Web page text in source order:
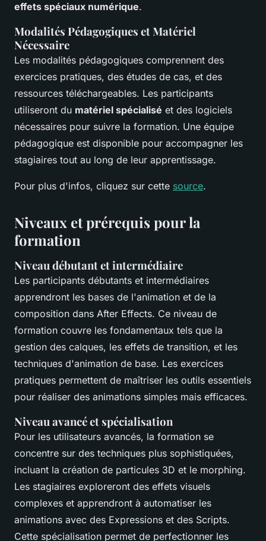
effets spéciaux numérique.
Modalités Pédagogiques et Matériel
Nécessaire
Les modalités pédagogiques comprennent des
exercices pratiques, des études de cas, et des
ressources téléchargeables. Les participants
utiliseront du matériel spécialisé et des logiciels
nécessaires pour suivre la formation. Une équipe
pédagogique est disponible pour accompagner les
stagiaires tout au long de leur apprentissage.
Pour plus d'infos, cliquez sur cette source.
Niveaux et prérequis pour la
formation
Niveau débutant et intermédiaire
Les participants débutants et intermédiaires
apprendront les bases de l'animation et de la
composition dans After Effects. Ce niveau de
formation couvre les fondamentaux tels que la
gestion des calques, les effets de transition, et les
techniques d'animation de base. Les exercices
pratiques permettent de maîtriser les outils essentiels
pour réaliser des animations simples mais efficaces.
Niveau avancé et spécialisation
Pour les utilisateurs avancés, la formation se
concentre sur des techniques plus sophistiquées,
incluant la création de particules 3D et le morphing.
Les stagiaires exploreront des effets visuels
complexes et apprendront à automatiser les
animations avec des Expressions et des Scripts.
Cette spécialisation permet de perfectionner les